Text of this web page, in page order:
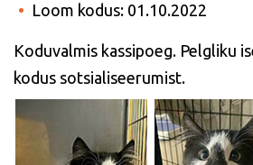
Loom kodus: 01.10.2022
Koduvalmis kassipoeg. Pelgliku
kodus sotsialiseerumist.